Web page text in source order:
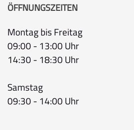
ÖFFNUNGSZEITEN
Montag bis Freitag
09:00 - 13:00 Uhr
14:30 - 18:30 Uhr
Samstag
09:30 - 14:00 Uhr